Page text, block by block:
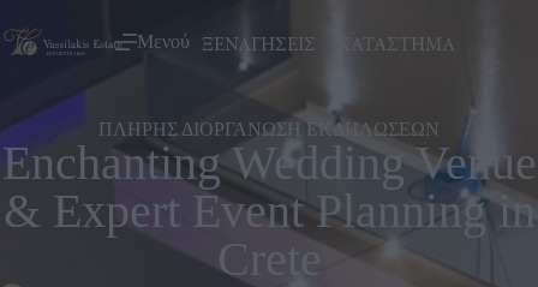
Μενού ΞΕΝΑΓΗΣΕΙΣ ΚΑΤΑΣΤΗΜΑ
ΠΛΗΡΗΣ ΔΙΟΡΓΑΝΩΣΗ ΕΚΔΗΛΩΣΕΩΝ
Enchanting Wedding Venue
& Expert Event Planning in
Crete